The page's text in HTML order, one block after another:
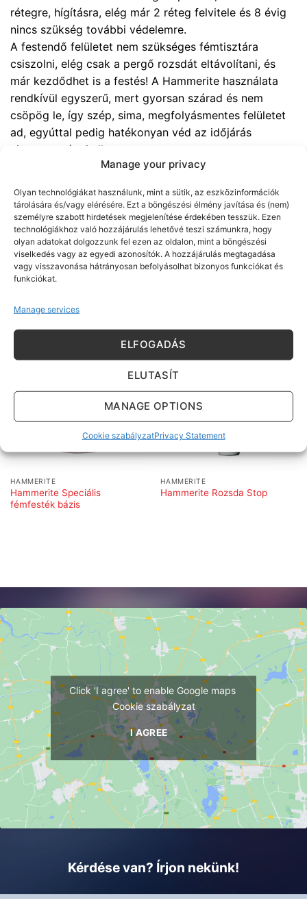
Manage your privacy
Olyan technológiákat használunk, mint a sütik, az eszközinformációk
tárolására és/vagy elérésére. Ezt a böngészési élmény javítása és (nem)
személyre szabott hirdetések megjelenítése érdekében tesszük. Ezen
technológiákhoz való hozzájárulás lehetővé teszi számunkra, hogy
olyan adatokat dolgozzunk fel ezen az oldalon, mint a böngészési
viselkedés vagy az egyedi azonosítók. A hozzájárulás megtagadása
vagy visszavonása hátrányosan befolyásolhat bizonyos funkciókat és
funkciókat.
Manage services
ELFOGADÁS
ELUTASÍT
MANAGE OPTIONS
Cookie szabályzatPrivacy Statement
rétegre, hígításra, elég már 2 réteg felvitele és 8 évig
nincs szükség további védelemre.
A festendő felületet nem szükséges fémtisztára
csiszolni, elég csak a pergő rozsdát eltávolítani, és
már kezdődhet is a festés! A Hammerite használata
rendkívül egyszerű, mert gyorsan szárad és nem
csöpög le, így szép, sima, megfolyásmentes felületet
ad, egyúttal pedig hatékonyan véd az időjárás
viszontagságai ellen.
rozsdás fémfelületen, például kerti kerítések, kerti
bútor, lépcsőkorlát és erkély korlát, ablakrács, lámpa,
kerékpárok, stb. Beltéri és kültéri használatra egyaránt
ajánlott.
KAPCSOLÓDÓ TERMÉKEK
HAMMERITE
Hammerite Speciális
fémfesték bázis
HAMMERITE
Hammerite Rozsda Stop
Click 'I agree' to enable Google maps
Cookie szabályzat
I AGREE
Kérdése van? Írjon nekünk!